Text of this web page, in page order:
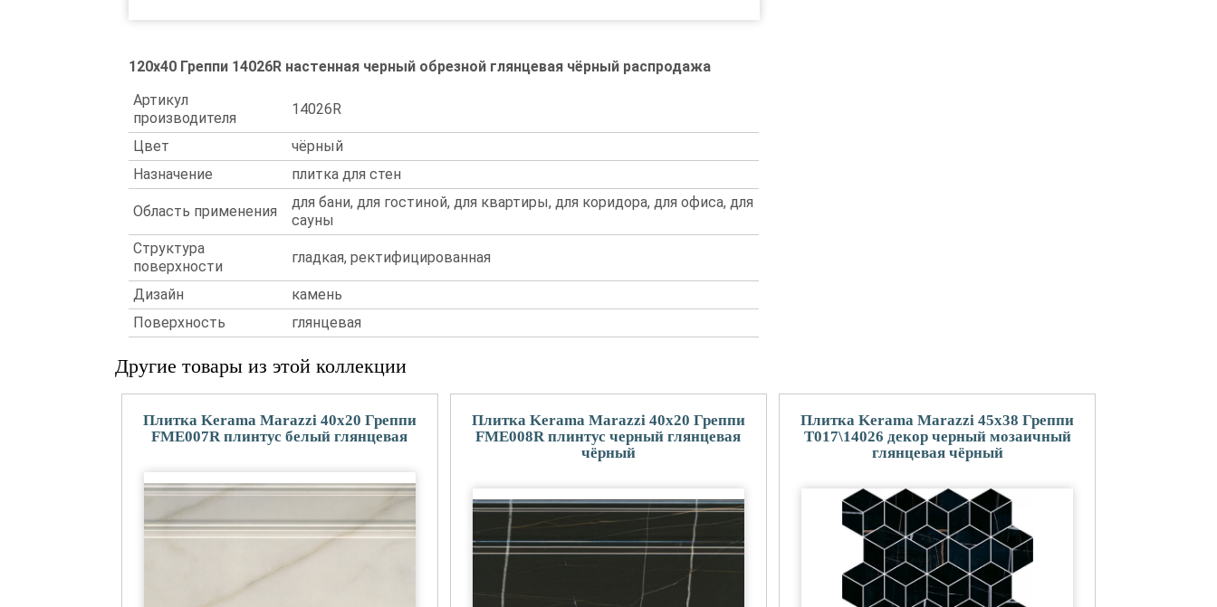
120x40 Греппи 14026R настенная черный обрезной глянцевая чёрный распродажа
Артикул
производителя
14026R
Цвет
чёрный
Назначение
плитка для стен
Область применения
для бани, для гостиной, для квартиры, для коридора, для офиса, для
сауны
Структура
поверхности
гладкая, ректифицированная
Дизайн
камень
Поверхность
глянцевая
Другие товары из этой коллекции
Плитка Kerama Marazzi 40x20 Греппи
FME007R плинтус белый глянцевая
Плитка Kerama Marazzi 40x20 Греппи
FME008R плинтус черный глянцевая
чёрный
Плитка Kerama Marazzi 45x38 Греппи
T017\14026 декор черный мозаичный
глянцевая чёрный